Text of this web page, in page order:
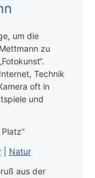
um die
zu
Technik
oft in
und
| Natur
aus der